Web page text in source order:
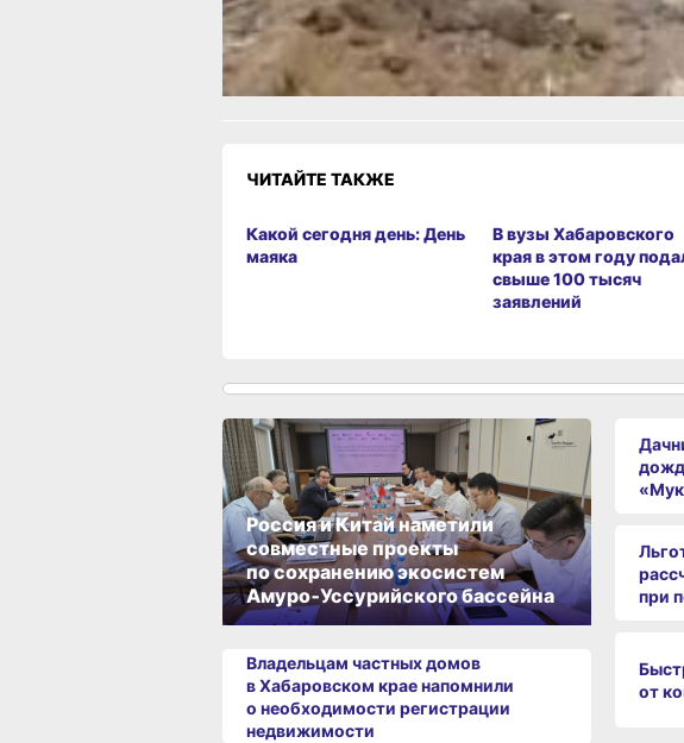
Огонь!
Супер
Удивило
Грустно
Злость Разочарование
ЧИТАЙТЕ ТАКЖЕ
Какой сегодня день: День
маяка
В вузы Хабаровского
края в этом году
свыше 100 тысяч
заявлений
Россия и Китай наметили
совместные проекты
по сохранению экосистем
Амуро‑Уссурийского бассейна
Владельцам частных домов
в Хабаровском крае напомнили
о необходимости регистрации
недвижимости
при
от